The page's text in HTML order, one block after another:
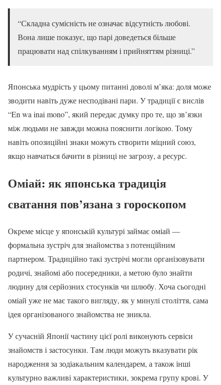
“Складна сумісність не означає відсутність любові.
Вона лише показує, що парі доведеться більше
працювати над спілкуванням і прийняттям різниці.”
Японська мудрість у цьому питанні доволі м’яка: доля може
зводити навіть дуже несподівані пари. У традиції є вислів
“En wa inai mono”, який передає думку про те, що зв’язки
між людьми не завжди можна пояснити логікою. Тому
навіть опозиційні знаки можуть створити міцний союз,
якщо навчаться бачити в різниці не загрозу, а ресурс.
Оміай: як японська традиція
сватання пов’язана з гороскопом
Окреме місце у японській культурі займає оміай —
формальна зустріч для знайомства з потенційним
партнером. Традиційно такі зустрічі могли організовувати
родичі, знайомі або посередники, а метою було знайти
людину для серйозних стосунків чи шлюбу. Хоча сьогодні
оміай уже не має такого вигляду, як у минулі століття, сама
ідея організованого знайомства не зникла.
У сучасній Японії частину цієї ролі виконують сервіси
знайомств і застосунки. Там люди можуть вказувати рік
народження за зодіакальним календарем, а також інші
культурно важливі характеристики, зокрема групу крові. У